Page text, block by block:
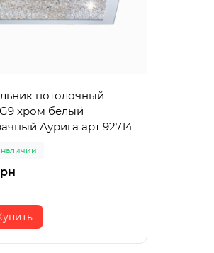
потолочный
хром белый
Аурига арт 92714
наличии